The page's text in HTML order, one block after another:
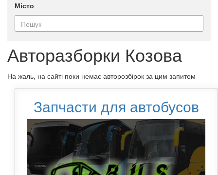
Місто
Авторазборки Козова
На жаль, на сайті поки немає авторозбірок за цим запитом
Запчасти для автобусов